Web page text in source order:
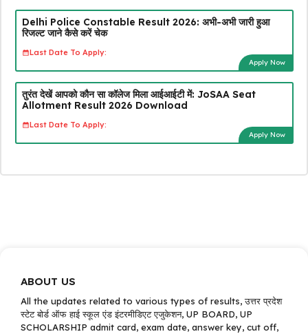
Delhi Police Constable Result 2026: अभी-अभी जारी हुआ
रिजल्ट जाने कैसे करें चेक
Last Date To Apply:
Apply Now
तुरंत देखें आपको कौन सा कॉलेज मिला आईआईटी में: JoSAA Seat
Allotment Result 2026 Download
Last Date To Apply:
Apply Now
ABOUT US
All the updates related to various types of results, उत्तर प्रदेश
स्टेट बोर्ड ऑफ हाई स्कूल एंड इंटरमीडिएट एजुकेशन, UP BOARD, UP
SCHOLARSHIP admit card, exam date, answer key, cut off,